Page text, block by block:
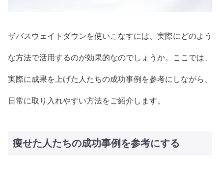
ザバスウェイトダウンを使いこなすには、実際にどのよう
な方法で活用するのが効果的なのでしょうか。ここでは、
実際に成果を上げた人たちの成功事例を参考にしながら、
日常に取り入れやすい方法をご紹介します。
痩せた人たちの成功事例を参考にする